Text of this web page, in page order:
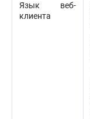
Язык веб-
клиента